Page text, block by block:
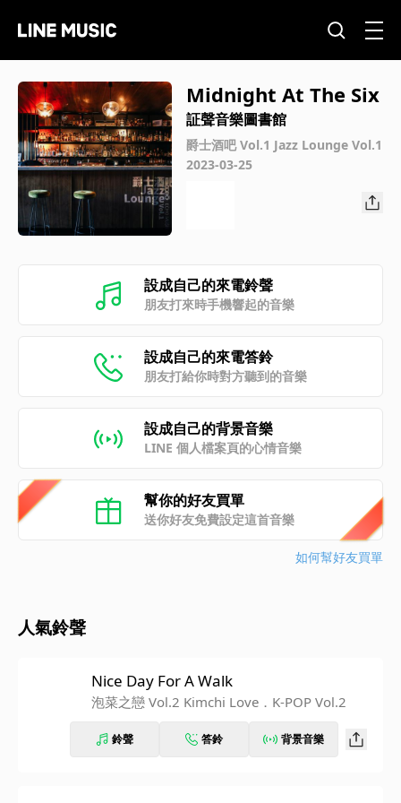
Midnight At The Six
証聲音樂圖書館
爵士酒吧 Vol.1 Jazz Lounge Vol.1
2023-03-25
設成自己的來電鈴聲
朋友打來時手機響起的音樂
設成自己的來電答鈴
朋友打給你時對方聽到的音樂
設成自己的背景音樂
LINE 個人檔案頁的心情音樂
幫你的好友買單
送你好友免費設定這首音樂
如何幫好友買單
人氣鈴聲
Nice Day For A Walk
泡菜之戀 Vol.2 Kimchi Love．K-POP Vol.2
鈴聲 答鈴 背景音樂